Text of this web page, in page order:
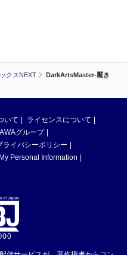
クスNEXT
DarkArtsMaster-黶き
いて
ライセンスについて
グループ
ライバシーポリシー
Personal Information